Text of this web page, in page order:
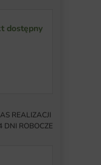
dostępny
REALIZACJI
DNI ROBOCZE